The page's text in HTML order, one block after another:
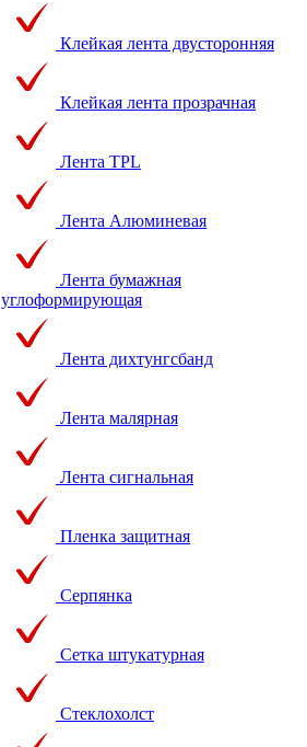
Клейкая лента двусторонняя
Клейкая лента прозрачная
Лента TPL
Лента Алюминевая
Лента бумажная
углоформирующая
Лента дихтунгсбанд
Лента малярная
Лента сигнальная
Пленка защитная
Серпянка
Сетка штукатурная
Стеклохолст